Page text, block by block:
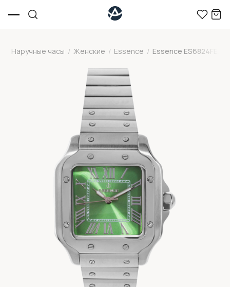
Наручные часы / Женские / Essence / Essence